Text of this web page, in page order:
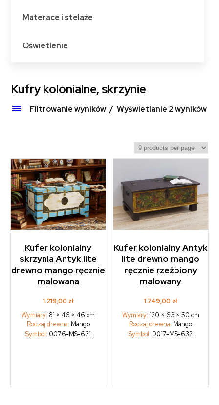
Materace i stelaże
Oświetlenie
Kufry kolonialne, skrzynie
Filtrowanie wyników Wyświetlanie 2 wyników
Kufer kolonialny
skrzynia Antyk lite
drewno mango ręcznie
malowana
1.219,00 zł
Wymiary: 81 × 46 × 46 cm
Rodzaj drewna: Mango
Symbol: 0076-MS-631
Kufer kolonialny Antyk
lite drewno mango
ręcznie rzeźbiony
malowany
1.749,00 zł
Wymiary: 120 × 63 × 50 cm
Rodzaj drewna: Mango
Symbol: 0017-MS-632